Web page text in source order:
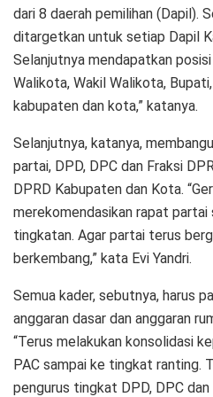
dari 8 daerah pemilihan (Dapil).
ditargetkan untuk setiap Dapil
Selanjutnya mendapatkan
Walikota, Wakil Walikota,
kabupaten dan kota,” katanya.
Selanjutnya, katanya,
partai, DPD, DPC dan Fraksi
DPRD Kabupaten dan Kota.
merekomendasikan rapat partai
tingkatan. Agar partai terus
berkembang,” kata Evi Yandri.
Semua kader, sebutnya, harus
anggaran dasar dan anggaran
“Terus melakukan konsolidasi
PAC sampai ke tingkat ranting.
pengurus tingkat DPD, DPC